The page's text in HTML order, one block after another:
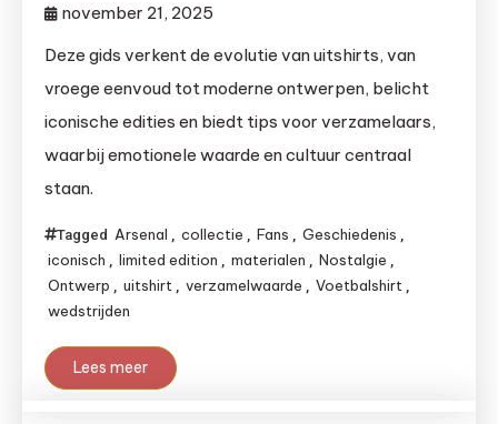
november 21, 2025
Deze gids verkent de evolutie van uitshirts, van
vroege eenvoud tot moderne ontwerpen, belicht
iconische edities en biedt tips voor verzamelaars,
waarbij emotionele waarde en cultuur centraal
staan.
Tagged Arsenal , collectie , Fans , Geschiedenis ,
iconisch , limited edition , materialen , Nostalgie ,
Ontwerp , uitshirt , verzamelwaarde , Voetbalshirt ,
wedstrijden
Lees meer